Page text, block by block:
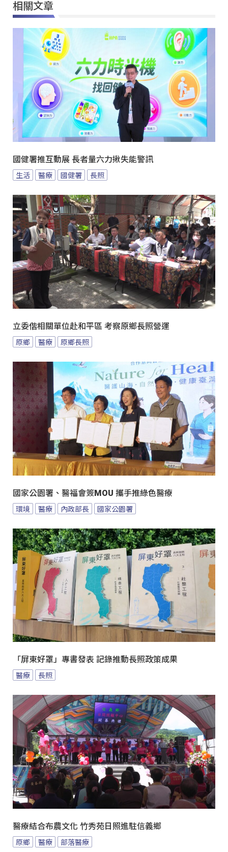
相關文章
國健署推互動展 長者量六力揪失能警訊
生活 醫療 國健署 長照
立委偕相關單位赴和平區 考察原鄉長照營運
原鄉 醫療 原鄉長照
國家公園署、醫福會簽MOU 攜手推綠色醫療
環境 醫療 內政部長 國家公園署
「屏東好罩」專書發表 記錄推動長照政策成果
醫療 長照
醫療結合布農文化 竹秀苑日照進駐信義鄉
原鄉 醫療 部落醫療